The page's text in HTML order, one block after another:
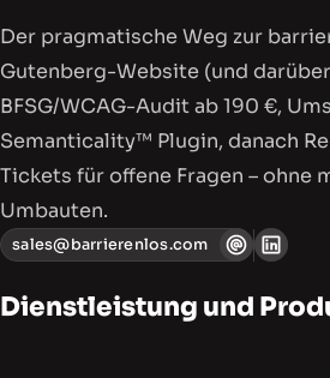
Der pragmatische Weg zur
Gutenberg-Website (und
BFSG/WCAG-Audit ab 190 €,
Semanticality™ Plugin, danach
Tickets für offene Fragen – ohne
Umbauten.
sales@barrierenlos.com
Dienstleistung und